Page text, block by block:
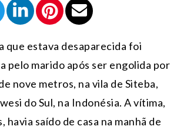
que estava desaparecida foi
pelo marido após ser engolida por
nove metros, na vila de Siteba,
do Sul, na Indonésia. A vítima,
havia saído de casa na manhã de